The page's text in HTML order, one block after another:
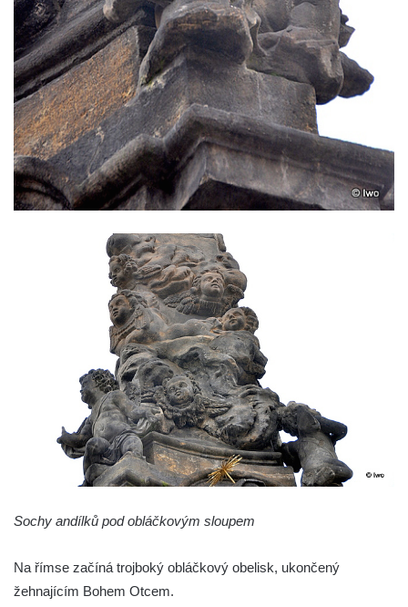
Kamenici
Sloup Panny Marie ve Hřebenech
Sloup Panny Marie Immaculaty u kostela
svatých Petra a Pavla v Růžové
Sloup svatého Josefa s Ježíškem u kostela
svatých Petra a Pavla v Růžové
Sloup Nejsvětější Trojice ve Varnsdorfu
Sloup Panny Marie v Kraslicích
Jablonném v Podještědí
Sloup Nejsvětější Trojice u zámečku Pachtů
z Rájova v Jablonném v Podještědí
Sloup se sochou svatého Vavřince v
Jiřetíně pod Jedlovou
Sloup archanděla Michaela v Nejdku
Sloup Panny Marie v Nejdku
Sloup Nejsvětější Trojice v Nejdku
Sloup Panny Marie v Pardubicích
Sloup Panny Marie v Náchodě
Sochy andílků pod obláčkovým sloupem
Na římse začíná trojboký obláčkový obelisk, ukončený
žehnajícím Bohem Otcem.